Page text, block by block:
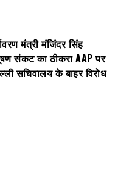
मंत्री मंजिंदर सिंह
संकट का ठीकरा AAP पर
सचिवालय के बाहर विरोध